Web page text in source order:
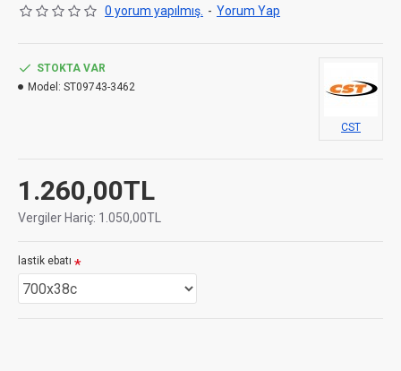
0 yorum yapılmış. - Yorum Yap
1.260,00TL
Vergiler Hariç: 1.050,00TL
STOKTA VAR
Model: ST09743-3462
CST
lastik ebatı